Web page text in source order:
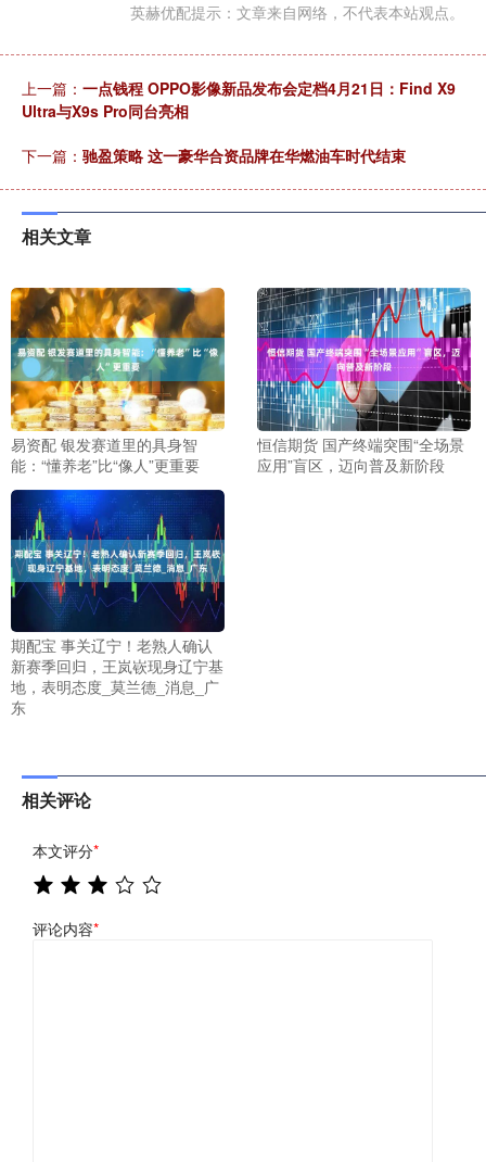
英赫优配提示：文章来自网络，不代表本站观点。
上一篇： 一点钱程 OPPO影像新品发布会定档4月21日：Find X9
Ultra与X9s Pro同台亮相
下一篇： 驰盈策略 这一豪华合资品牌在华燃油车时代结束
相关文章
易资配 银发赛道里的具身智
能：“懂养老”比“像人”更重要
恒信期货 国产终端突围“全场景
应用”盲区，迈向普及新阶段
期配宝 事关辽宁！老熟人确认
新赛季回归，王岚嵚现身辽宁基
地，表明态度_莫兰德_消息_广
东
相关评论
本文评分*
评论内容*